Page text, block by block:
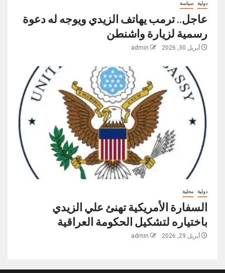
دولية سياسة
عاجل.. ترمب يهاتف الزيدي ويوجه له دعوة
رسمية لزيارة واشنطن
أبريل 30, 2026 admin
دولية محلية
السفارة الأمريكية تهنئ علي الزيدي
باختياره لتشكيل الحكومة العراقية
أبريل 29, 2026 admin